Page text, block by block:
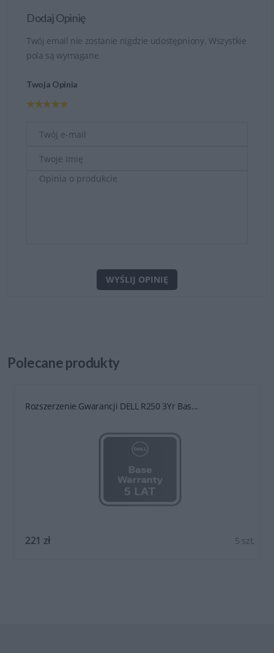
Dodaj Opinię
Twój email nie zostanie nigdzie udostępniony. Wszystkie
pola są wymagane.
Twoja Opinia
WYŚLIJ OPINIĘ
Polecaneprodukty
Rozszerzenie Gwarancji DELL R250 3Yr Bas...
221 zł 5 szt.